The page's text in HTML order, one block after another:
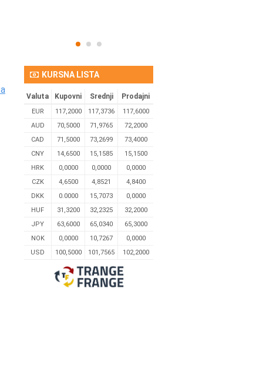
KURSNA LISTA
Valuta Kupovni Srednji Prodajni
EUR 117,2000 117,3736
117,6000
AUD
70,5000 71,9765
72,2000
CAD
71,5000 73,2699
73,4000
CNY
14,6500 15,1585
15,1500
HRK
0,0000 0,0000
0,0000
CZK
4,6500 4,8521
4,8400
DKK
0.0000 15,7073
0,0000
HUF
31,3200 32,2325
32,2000
JPY
63,6000 65,0340
65,3000
NOK
0,0000 10,7267
0,0000
USD
100,5000 101,7565 102,2000